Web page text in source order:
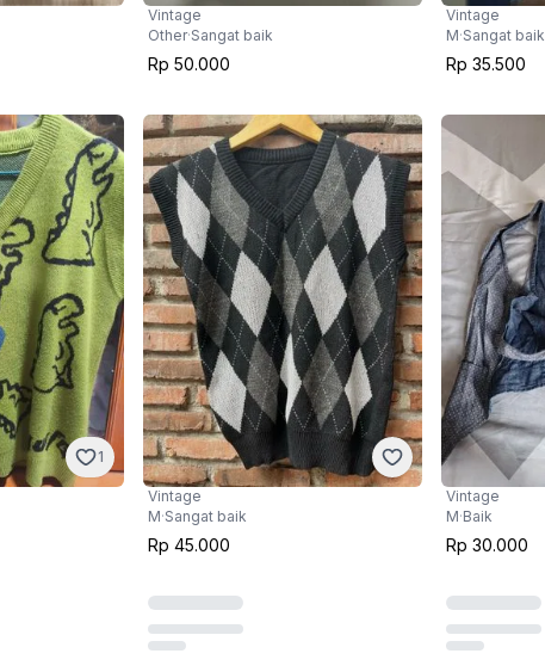
Vintage
Other·Sangat baik
Rp 50.000
Vintage
M·Sangat baik
Rp 35.500
1
Vintage
M·Sangat baik
Rp 45.000
Vintage
M·Baik
Rp 30.000